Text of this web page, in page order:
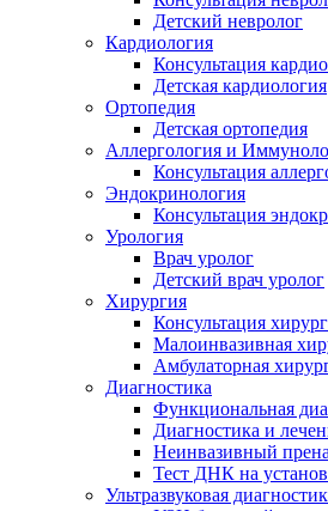
Детский невролог
Кардиология
Консультация
Детская кардиология
Ортопедия
Детская ортопедия
Аллергология и
Консультация
Эндокринология
Консультация
Урология
Врач уролог
Детский врач уролог
Хирургия
Консультация
Малоинвазивная
Амбулаторная
Диагностика
Функциональная
Диагностика и
Неинвазивный
Тест ДНК на
Ультразвуковая